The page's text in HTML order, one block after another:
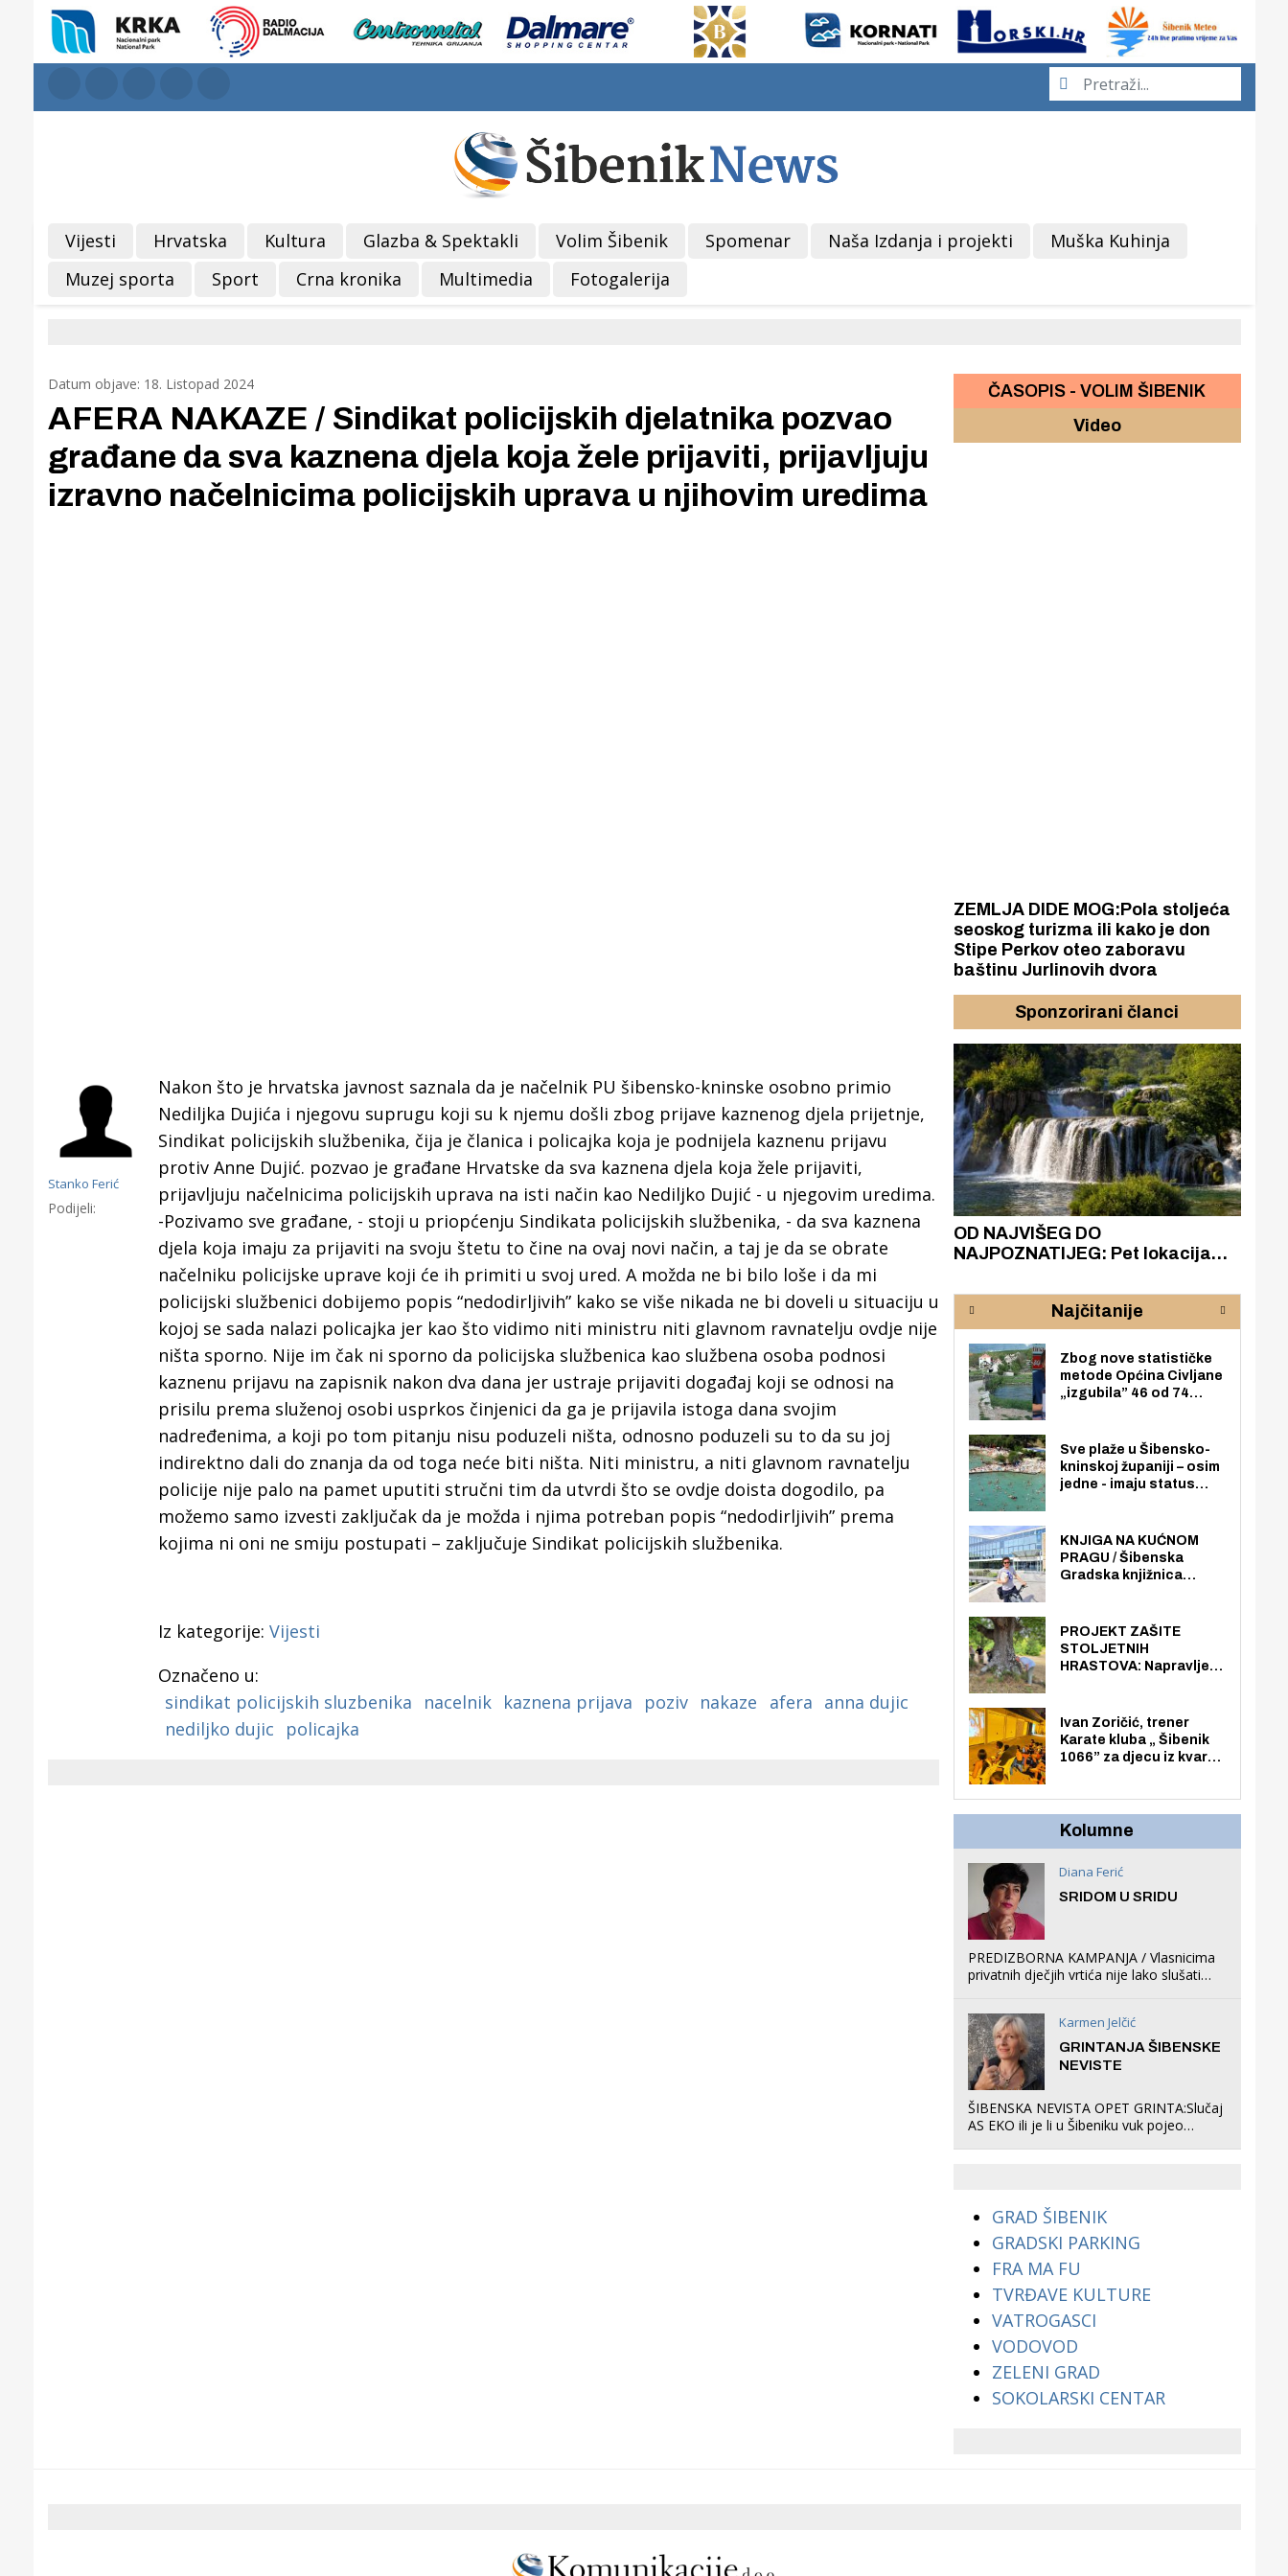
Vijesti Hrvatska Kultura Glazba & Spektakli Volim Šibenik Spomenar Naša Izdanja i projekti
Muška Kuhinja
Muzej sporta
Sport Crna kronika Multimedia Fotogalerija
Datum objave: 18. Listopad 2024
AFERA NAKAZE / Sindikat policijskih djelatnika pozvao
građane da sva kaznena djela koja žele prijaviti, prijavljuju
izravno načelnicima policijskih uprava u njihovim uredima
Stanko Ferić
Podijeli:
Nakon što je hrvatska javnost saznala da je načelnik PU šibensko-kninske osobno primio
Nediljka Dujića i njegovu suprugu koji su k njemu došli zbog prijave kaznenog djela prijetnje,
Sindikat policijskih službenika, čija je članica i policajka koja je podnijela kaznenu prijavu
protiv Anne Dujić. pozvao je građane Hrvatske da sva kaznena djela koja žele prijaviti,
prijavljuju načelnicima policijskih uprava na isti način kao Nediljko Dujić - u njegovim uredima.
-Pozivamo sve građane, - stoji u priopćenju Sindikata policijskih službenika, - da sva kaznena
djela koja imaju za prijaviti na svoju štetu to čine na ovaj novi način, a taj je da se obrate
načelniku policijske uprave koji će ih primiti u svoj ured. A možda ne bi bilo loše i da mi
policijski službenici dobijemo popis “nedodirljivih” kako se više nikada ne bi doveli u situaciju u
kojoj se sada nalazi policajka jer kao što vidimo niti ministru niti glavnom ravnatelju ovdje nije
ništa sporno. Nije im čak ni sporno da policijska službenica kao službena osoba podnosi
kaznenu prijavu na zapisnik nakon dva dana jer ustraje prijaviti događaj koji se odnosi na
prisilu prema služenoj osobi usprkos činjenici da ga je prijavila istoga dana svojim
nadređenima, a koji po tom pitanju nisu poduzeli ništa, odnosno poduzeli su to da su joj
indirektno dali do znanja da od toga neće biti ništa. Niti ministru, a niti glavnom ravnatelju
policije nije palo na pamet uputiti stručni tim da utvrdi što se ovdje doista dogodilo, pa
možemo samo izvesti zaključak da je možda i njima potreban popis “nedodirljivih” prema
kojima ni oni ne smiju postupati – zaključuje Sindikat policijskih službenika.
Iz kategorije: Vijesti
Označeno u:
sindikat policijskih sluzbenika
nacelnik kaznena prijava poziv nakaze afera anna dujic
nediljko dujic
policajka
ČASOPIS - VOLIM ŠIBENIK
Video
ZEMLJA DIDE MOG:Pola stoljeća
seoskog turizma ili kako je don
Stipe Perkov oteo zaboravu
baštinu Jurlinovih dvora
Sponzorirani članci
Gornji tok Krke iz prve ruke -
Otkrijte hostel Titius u
edukativnom kampusu NP Krka u
Puljanima
Šibenik spreman za dolazak
električnih autobusa: izgrađeno
12 punionica na kolodvoru
OD NAJVIŠEG DO
NAJPOZNATIJEG: Pet lokacija
rijeke Krke
Najčitanije
Zbog nove statističke
metode Općina Civljane
„izgubila” 46 od 74
nego radno sposobnih
osoba među svojih 170
stanovnika.
Sve plaže u Šibensko-
kninskoj županiji – osim
jedne - imaju status
općoj upotrebi. Pristup
je slobodan i besplatan
za sve građane i
KNJIGA NA KUĆNOM
PRAGU / Šibenska
Gradska knjižnica
knjiga na kućnu adresu
električnim biciklom.
PROJEKT ZAŠITE
STOLJETNIH
HRASTOVA: Napravljen
Zmajevac
Ivan Zoričić, trener
Karate kluba „ Šibenik
1066” za djecu iz kvarta
organizirao dječje
Kolumne
Diana Ferić
SRIDOM U SRIDU
PREDIZBORNA KAMPANJA / Vlasnicima
privatnih dječjih vrtića nije lako slušati
što oni rade u Šibeniku ne postoji
Karmen Jelčić
GRINTANJA ŠIBENSKE
NEVISTE
ŠIBENSKA NEVISTA OPET GRINTA:Slučaj
AS EKO ili je li u Šibeniku vuk pojeo
GRAD ŠIBENIK
GRADSKI PARKING
FRA MA FU
TVRĐAVE KULTURE
VATROGASCI
VODOVOD
ZELENI GRAD
SOKOLARSKI CENTAR